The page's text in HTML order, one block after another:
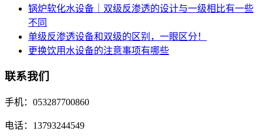
锅炉软化水设备｜双级反渗透的设计与一级相比有一些
不同
单级反渗透设备和双级的区别，一眼区分！
更换饮用水设备的注意事项有哪些
联系我们
手机：053287700860
电话：13793244549